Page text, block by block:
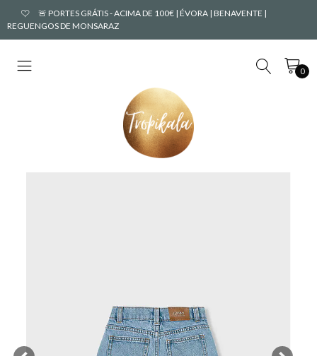
🚨 PORTES GRÁTIS - ACIMA DE 100€ | ÉVORA | BENAVENTE |
REGUENGOS DE MONSARAZ
0